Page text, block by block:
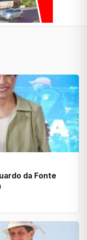
da Fonte